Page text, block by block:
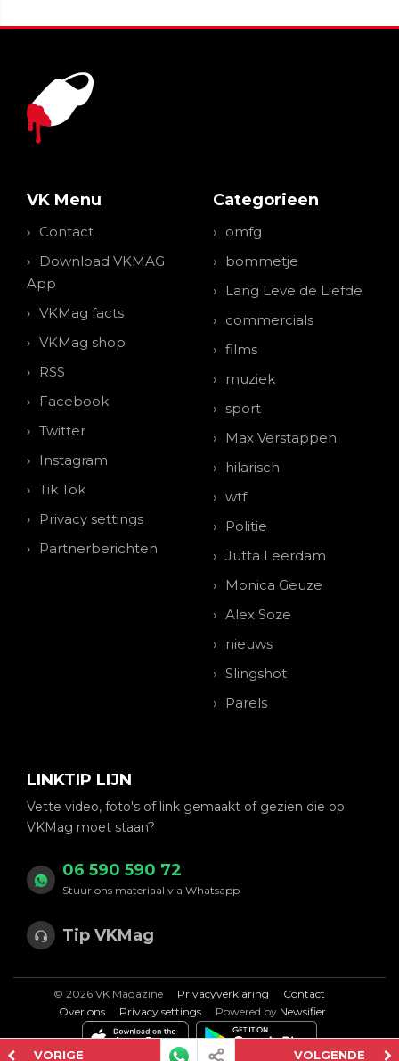
VORIGE VOLGENDE
VK Menu
Contact
Download VKMAG
App
VKMag facts
VKMag shop
RSS
Facebook
Twitter
Instagram
Tik Tok
Privacy settings
Partnerberichten
Categorieen
omfg
bommetje
Lang Leve de Liefde
commercials
films
muziek
sport
Max Verstappen
hilarisch
wtf
Politie
Jutta Leerdam
Monica Geuze
Alex Soze
nieuws
Slingshot
Parels
LINKTIP LIJN
Vette video, foto's of link gemaakt of gezien die op
VKMag moet staan?
06 590 590 72
Stuur ons materiaal via Whatsapp
Tip VKMag
© 2026 VK Magazine Privacyverklaring
Contact
Over ons
Privacy settings Powered by Newsifier